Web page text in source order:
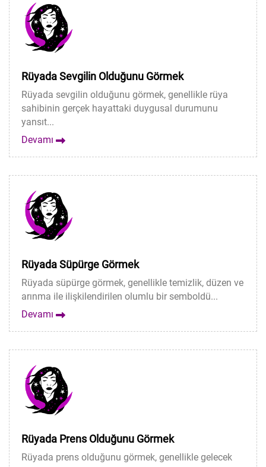
Rüyada Sevgilin Olduğunu Görmek
Rüyada sevgilin olduğunu görmek, genellikle rüya
sahibinin gerçek hayattaki duygusal durumunu
yansıt...
Devamı
Rüyada Süpürge Görmek
Rüyada süpürge görmek, genellikle temizlik, düzen ve
arınma ile ilişkilendirilen olumlu bir semboldü...
Devamı
Rüyada Prens Olduğunu Görmek
Rüyada prens olduğunu görmek, genellikle gelecek